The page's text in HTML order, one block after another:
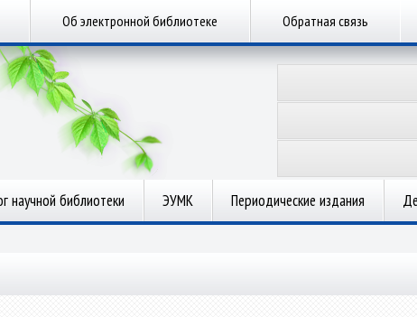
Об электронной библиотеке Обратная связь
научной библиотеки ЭУМК Периодические издания